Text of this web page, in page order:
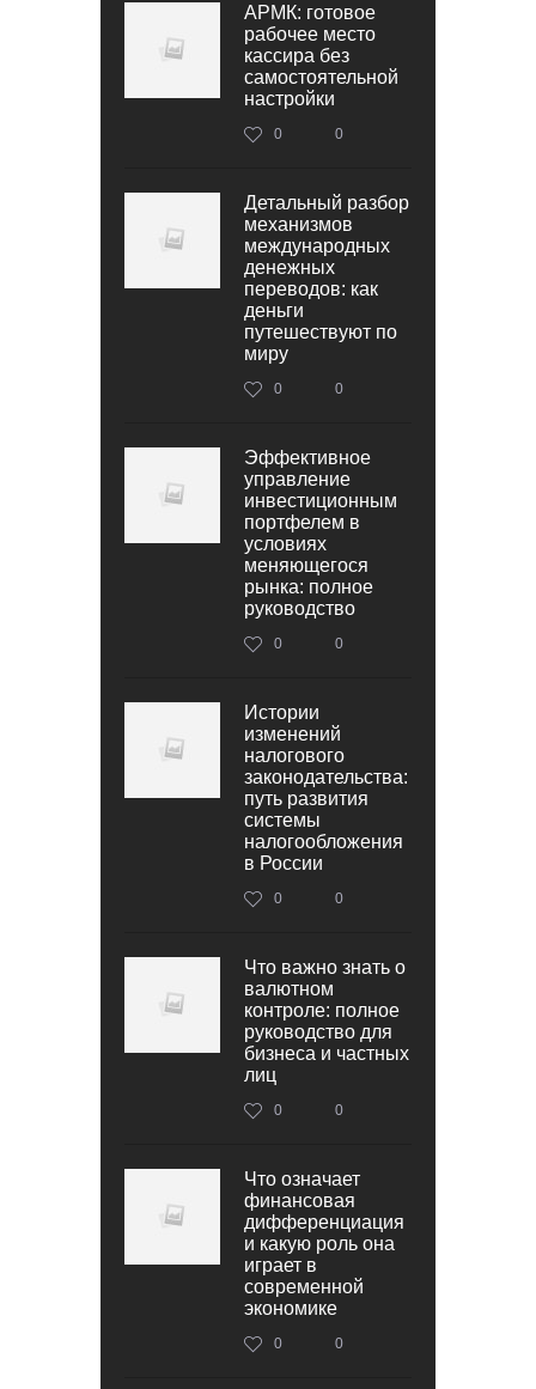
АРМК: готовое
рабочее место
кассира без
самостоятельной
настройки
0 0
Детальный разбор
механизмов
международных
денежных
переводов: как
деньги
путешествуют по
миру
0 0
Эффективное
управление
инвестиционным
портфелем в
условиях
меняющегося
рынка: полное
руководство
0 0
Истории
изменений
налогового
законодательства:
путь развития
системы
налогообложения
в России
0 0
Что важно знать о
валютном
контроле: полное
руководство для
бизнеса и частных
лиц
0 0
Что означает
финансовая
дифференциация
и какую роль она
играет в
современной
экономике
0 0